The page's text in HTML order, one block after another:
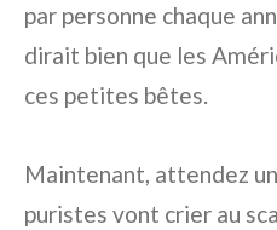
par personne chaque
dirait bien que les
ces petites bêtes.
Maintenant, attendez
puristes vont crier au